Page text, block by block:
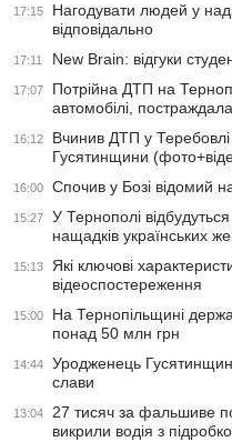
17:15
Нагодувати людей у
відповідально
17:11 New Brain: відгуки
17:07
Потрійна ДТП на
автомобілі,
16:12
Вчинив ДТП у Теребовлі
Гусятинщини
16:00 Спочив у Бозі відомий
15:27
У Тернополі відбудуться
нащадків українських
15:13
Які ключові
відеоспостереження
15:00
На Тернопільщині
понад 50 млн грн
14:44
Уродженець
слави
13:04
27 тисяч за фальшиве
викрили водія з